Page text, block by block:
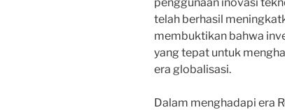
telah berhasil
membuktikan bahwa
yang tepat untuk
era globalisasi.
Dalam menghadapi era